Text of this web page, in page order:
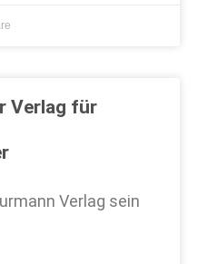
Verlag für
Verlag sein